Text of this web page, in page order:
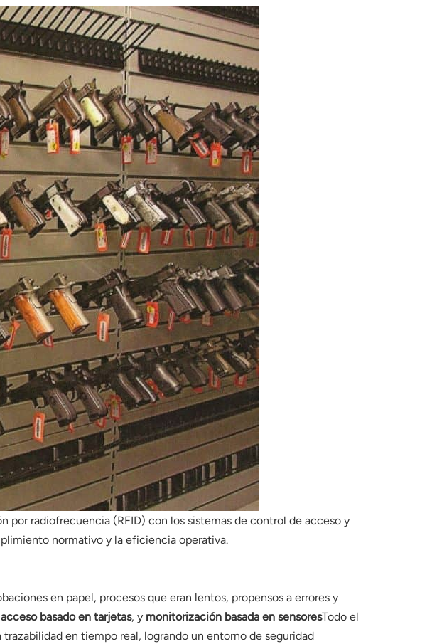
radiofrecuencia (RFID) con los sistemas de control de acceso y
normativo y la eficiencia operativa.
en papel, procesos que eran lentos, propensos a errores y
basado en tarjetas, y monitorización basada en sensoresTodo el
en tiempo real, logrando un entorno de seguridad